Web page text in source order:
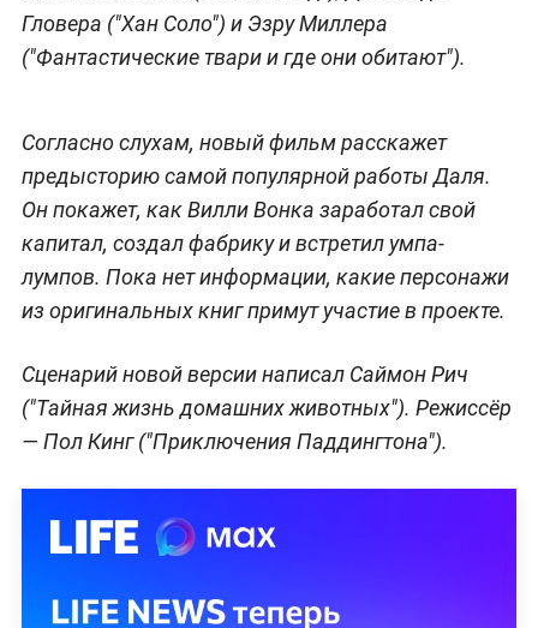
Гловера ("Хан Соло") и Эзру Миллера
("Фантастические твари и где они обитают").
Согласно слухам, новый фильм расскажет
предысторию самой популярной работы Даля.
Он покажет, как Вилли Вонка заработал свой
капитал, создал фабрику и встретил умпа-
лумпов. Пока нет информации, какие персонажи
из оригинальных книг примут участие в проекте.
Сценарий новой версии написал Саймон Рич
("Тайная жизнь домашних животных"). Режиссёр
— Пол Кинг ("Приключения Паддингтона").